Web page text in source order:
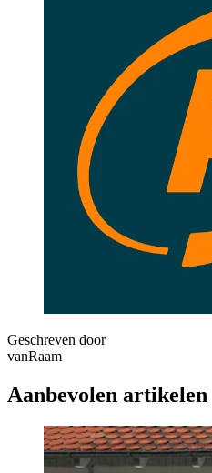
Geschreven door
vanRaam
Aanbevolen artikelen